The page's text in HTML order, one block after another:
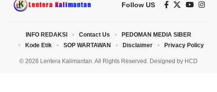
Follow US
© 2026 Lentera Kalimantan. All Rights Reserved. Designed by HCD
INFO REDAKSI Contact Us
PEDOMAN MEDIA SIBER
Kode Etik
SOP WARTAWAN Disclaimer Privacy Policy